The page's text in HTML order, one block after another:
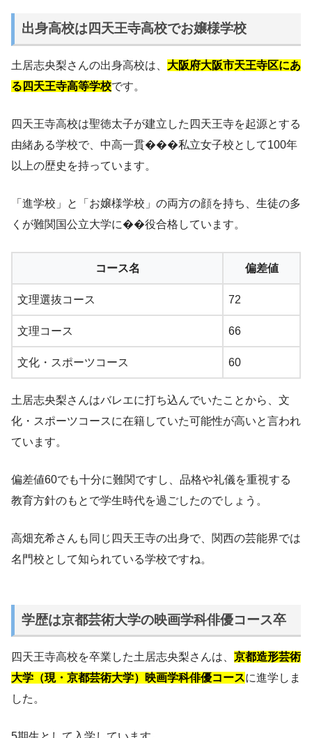
出身高校は四天王寺高校でお嬢様学校
土居志央梨さんの出身高校は、 大阪府大阪市天王寺区にあ
る四天王寺高等学校です。
四天王寺高校は聖徳太子が建立した四天王寺を起源とする
由緒ある学校で、中高一貫���私立女子校として100年
以上の歴史を持っています。
「進学校」と「お嬢様学校」の両方の顔を持ち、生徒の多
くが難関国公立大学に��役合格しています。
コース名 偏差値
文理選抜コース 72
文理コース 66
文化・スポーツコース 60
土居志央梨さんはバレエに打ち込んでいたことから、文
化・スポーツコースに在籍していた可能性が高いと言われ
ています。
偏差値60でも十分に難関ですし、品格や礼儀を重視する
教育方針のもとで学生時代を過ごしたのでしょう。
高畑充希さんも同じ四天王寺の出身で、関西の芸能界では
名門校として知られている学校ですね。
学歴は京都芸術大学の映画学科俳優コース卒
四天王寺高校を卒業した土居志央梨さんは、 京都造形芸術
大学（現・京都芸術大学）映画学科俳優コースに進学しま
した。